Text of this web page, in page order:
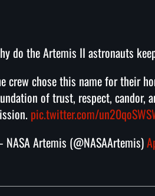
do the Artemis II astronauts
crew chose this name for their
of trust, respect, candor,
pic.twitter.com/
Artemis (@NASAArtemis)